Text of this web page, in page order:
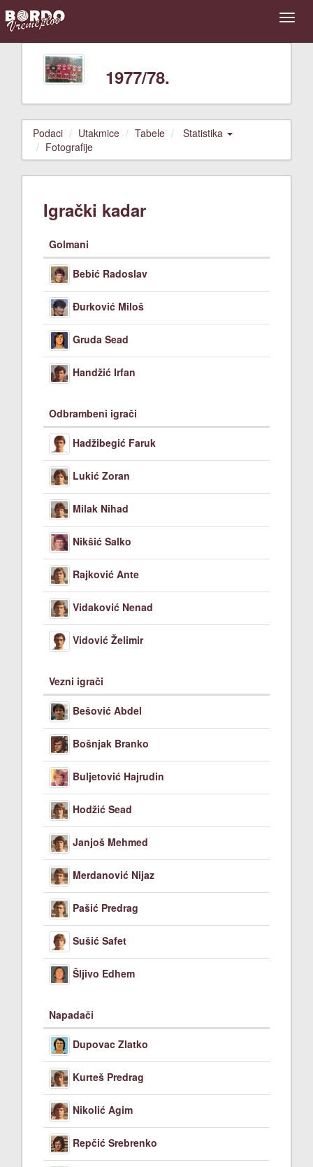
1977/78.
Podaci Utakmice Tabele
Statistika
Fotografije
Igrački kadar
Golmani
Bebić Radoslav
Đurković Miloš
Gruda Sead
Handžić Irfan
Odbrambeni igrači
Hadžibegić Faruk
Lukić Zoran
Milak Nihad
Nikšić Salko
Rajković Ante
Vidaković Nenad
Vidović Želimir
Vezni igrači
Bešović Abdel
Bošnjak Branko
Buljetović Hajrudin
Hodžić Sead
Janjoš Mehmed
Merdanović Nijaz
Pašić Predrag
Sušić Safet
Šljivo Edhem
Napadači
Dupovac Zlatko
Kurteš Predrag
Nikolić Agim
Repčić Srebrenko